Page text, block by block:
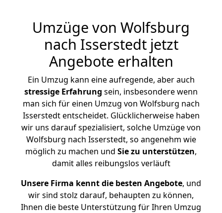
Umzüge von Wolfsburg
nach Isserstedt jetzt
Angebote erhalten
Ein Umzug kann eine aufregende, aber auch
stressige Erfahrung sein, insbesondere wenn
man sich für einen Umzug von Wolfsburg nach
Isserstedt entscheidet. Glücklicherweise haben
wir uns darauf spezialisiert, solche Umzüge von
Wolfsburg nach Isserstedt, so angenehm wie
möglich zu machen und Sie zu unterstützen,
damit alles reibungslos verläuft
Unsere Firma kennt die besten Angebote, und
wir sind stolz darauf, behaupten zu können,
Ihnen die beste Unterstützung für Ihren Umzug